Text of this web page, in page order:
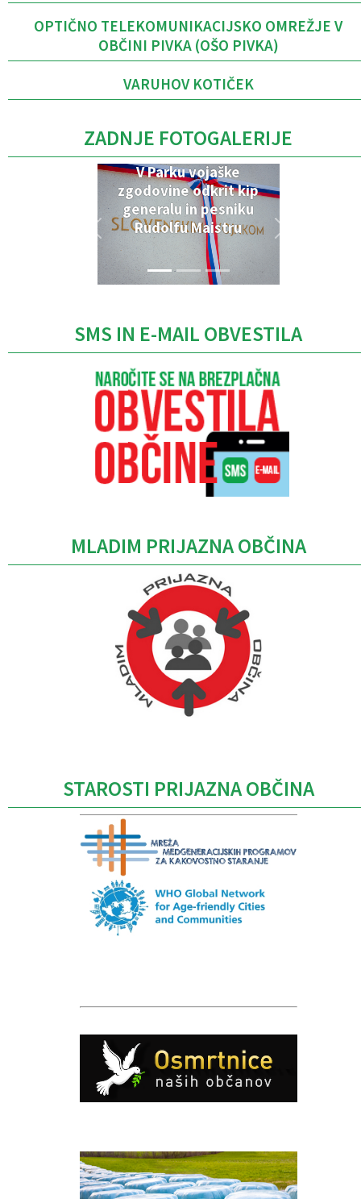
OPTIČNO TELEKOMUNIKACIJSKO OMREŽJE V
OBČINI PIVKA (OŠO PIVKA)
VARUHOV KOTIČEK
ZADNJE FOTOGALERIJE
V Parku vojaške
zgodovine odkrit kip
generalu in pesniku
Rudolfu Maistru
SMS IN E-MAIL OBVESTILA
MLADIM PRIJAZNA OBČINA
STAROSTI PRIJAZNA OBČINA